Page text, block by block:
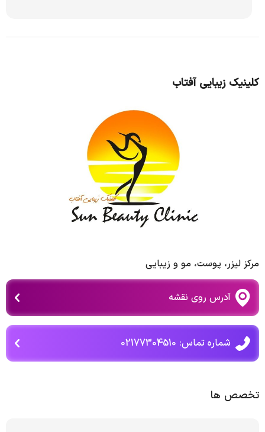
کلینیک زیبایی آفتاب
مرکز لیزر، پوست، مو و زیبایی
آدرس روی نقشه
شماره تماس: 02177304510
تخصص ها